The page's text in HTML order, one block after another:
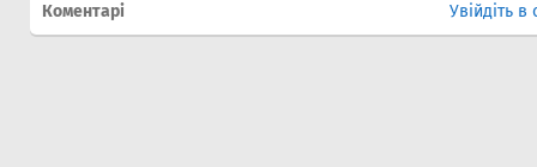
Коментарі Увійдіть в